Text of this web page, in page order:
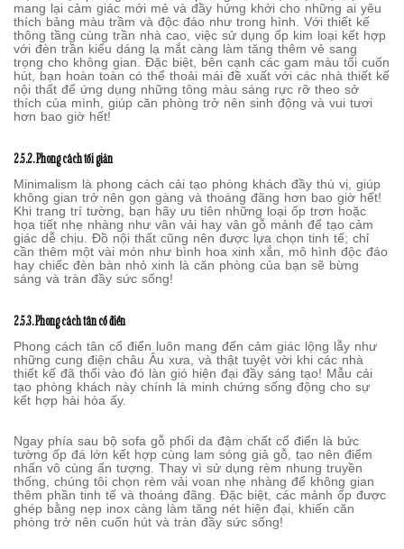
mang lại cảm giác mới mẻ và đầy hứng khởi cho những ai yêu
thích bảng màu trầm và độc đáo như trong hình. Với thiết kế
thông tầng cùng trần nhà cao, việc sử dụng ốp kim loại kết hợp
với đèn trần kiểu dáng lạ mắt càng làm tăng thêm vẻ sang
trọng cho không gian. Đặc biệt, bên cạnh các gam màu tối cuốn
hút, bạn hoàn toàn có thể thoải mái đề xuất với các nhà thiết kế
nội thất để ứng dụng những tông màu sáng rực rỡ theo sở
thích của mình, giúp căn phòng trở nên sinh động và vui tươi
hơn bao giờ hết!
2.5.2. Phong cách tối giản
Minimalism là phong cách cải tạo phòng khách đầy thú vị, giúp
không gian trở nên gọn gàng và thoáng đãng hơn bao giờ hết!
Khi trang trí tường, bạn hãy ưu tiên những loại ốp trơn hoặc
họa tiết nhẹ nhàng như vân vải hay vân gỗ mảnh để tạo cảm
giác dễ chịu. Đồ nội thất cũng nên được lựa chọn tinh tế; chỉ
cần thêm một vài món như bình hoa xinh xắn, mô hình độc đáo
hay chiếc đèn bàn nhỏ xinh là căn phòng của bạn sẽ bừng
sáng và tràn đầy sức sống!
2.5.3. Phong cách tân cổ điển
Phong cách tân cổ điển luôn mang đến cảm giác lộng lẫy như
những cung điện châu Âu xưa, và thật tuyệt vời khi các nhà
thiết kế đã thổi vào đó làn gió hiện đại đầy sáng tạo! Mẫu cải
tạo phòng khách này chính là minh chứng sống động cho sự
kết hợp hài hòa ấy.
Ngay phía sau bộ sofa gỗ phối da đậm chất cổ điển là bức
tường ốp đá lớn kết hợp cùng lam sóng giả gỗ, tạo nên điểm
nhấn vô cùng ấn tượng. Thay vì sử dụng rèm nhung truyền
thống, chúng tôi chọn rèm vải voan nhẹ nhàng để không gian
thêm phần tinh tế và thoáng đãng. Đặc biệt, các mảnh ốp được
ghép bằng nẹp inox càng làm tăng nét hiện đại, khiến căn
phòng trở nên cuốn hút và tràn đầy sức sống!